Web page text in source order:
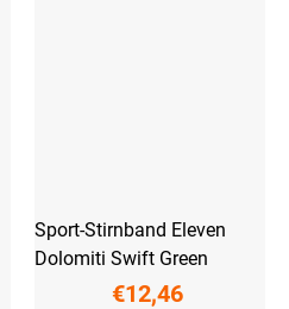
Sport-Stirnband Eleven
Dolomiti Swift Green
€12,46